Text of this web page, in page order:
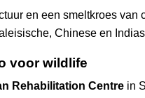
en een smeltkroes van
Chinese en
voor wildlife
Rehabilitation Centre in